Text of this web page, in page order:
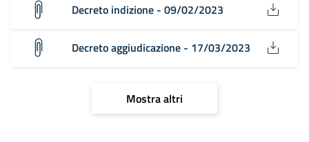
Decreto indizione - 09/02/2023
Decreto aggiudicazione - 17/03/2023
Mostra altri